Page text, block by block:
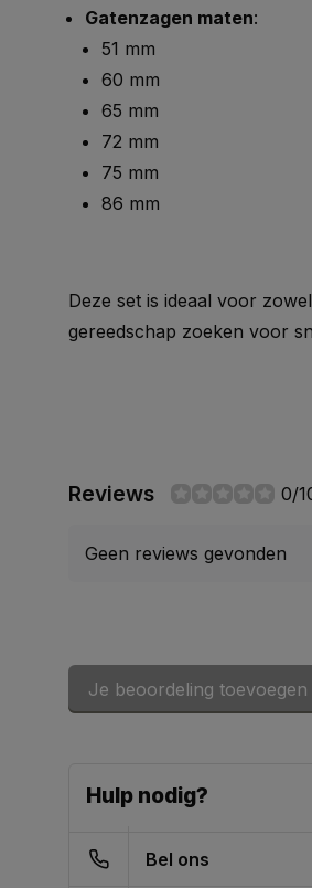
Gatenzagen maten:
51 mm
60 mm
65 mm
72 mm
75 mm
86 mm
Deze set is ideaal voor
gereedschap zoeken voor
Reviews 0/
Geen reviews gevonden
Je beoordeling toevoegen
Hulp nodig?
Bel ons